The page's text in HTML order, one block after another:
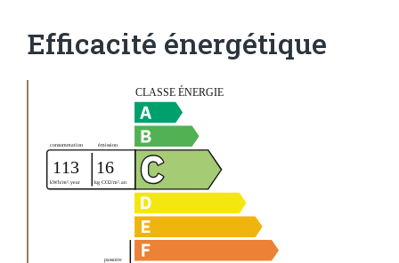
Efficacité énergétique